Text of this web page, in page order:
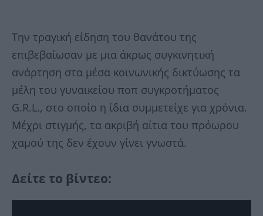
Την τραγική είδηση του θανάτου της
επιβεβαίωσαν με μια άκρως συγκινητική
ανάρτηση στα μέσα κοινωνικής δικτύωσης τα
μέλη του γυναικείου ποπ συγκροτήματος
G.R.L., στο οποίο η ίδια συμμετείχε για χρόνια.
Μέχρι στιγμής, τα ακριβή αίτια του πρόωρου
χαμού της δεν έχουν γίνει γνωστά.
Δείτε το βίντεο: